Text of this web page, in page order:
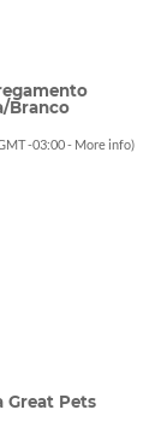
Branco
-03:00 - More info)
Great Pets